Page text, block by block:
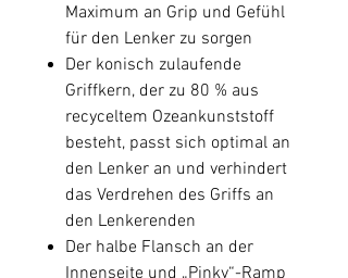
Maximum an Grip und Gefühl
für den Lenker zu sorgen
Der konisch zulaufende
Griffkern, der zu 80 % aus
recyceltem Ozeankunststoff
besteht, passt sich optimal an
den Lenker an und verhindert
das Verdrehen des Griffs an
den Lenkerenden
Der halbe Flansch an der